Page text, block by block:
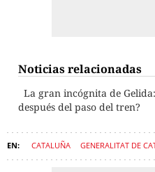
Noticias relacionadas
La gran incógnita de
después del paso del tren?
CATALUÑA GENERALITAT DE